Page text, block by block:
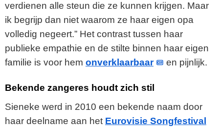
verdienen alle steun die ze kunnen krijgen. Maar
ik begrijp dan niet waarom ze haar eigen opa
volledig negeert.” Het contrast tussen haar
publieke empathie en de stilte binnen haar eigen
familie is voor hem onverklaarbaar en pijnlijk.
Bekende zangeres houdt zich stil
Sieneke werd in 2010 een bekende naam door
haar deelname aan het Eurovisie Songfestival